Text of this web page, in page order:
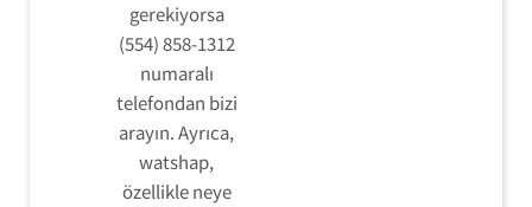
gerekiyorsa
(554) 858-1312
numaralı
telefondan bizi
arayın. Ayrıca,
watshap,
özellikle neye